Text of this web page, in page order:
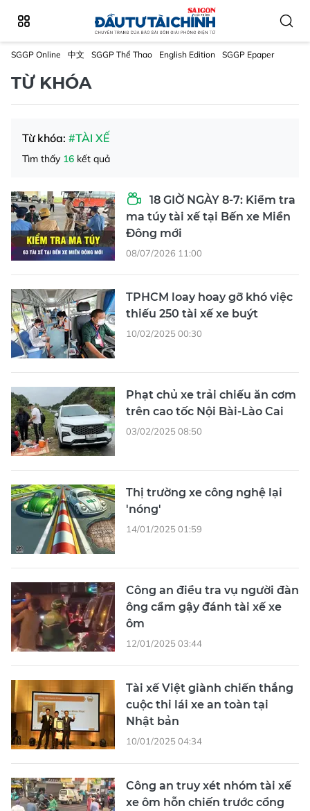
SGGP Online 中文 SGGP Thể Thao English Edition SGGP Epaper
TỪ KHÓA
Từ khóa: #TÀI XẾ
Tìm thấy 16 kết quả
18 GIỜ NGÀY 8-7: Kiểm tra
ma túy tài xế tại Bến xe Miền
Đông mới
08/07/2026 11:00
TPHCM loay hoay gỡ khó việc
thiếu 250 tài xế xe buýt
10/02/2025 00:30
Phạt chủ xe trải chiếu ăn cơm
trên cao tốc Nội Bài-Lào Cai
03/02/2025 08:50
Thị trường xe công nghệ lại
'nóng'
14/01/2025 01:59
Công an điều tra vụ người đàn
ông cầm gậy đánh tài xế xe
ôm
12/01/2025 03:44
Tài xế Việt giành chiến thắng
cuộc thi lái xe an toàn tại
Nhật bản
10/01/2025 04:34
Công an truy xét nhóm tài xế
xe ôm hỗn chiến trước cổng